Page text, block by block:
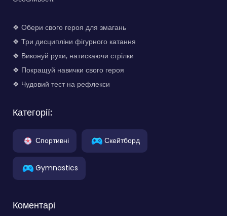
❖ Обери свого героя для змагань
❖ Три дисципліни фігурного катання
❖ Виконуй рухи, натискаючи стрілки
❖ Покращуй навички свого героя
❖ Чудовий тест на рефлекси
Категорії:
Спортивні Скейтборд
Gymnastics
Коментарі